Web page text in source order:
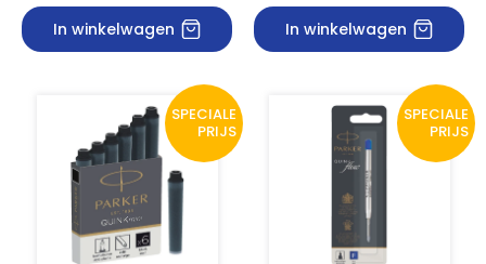
In winkelwagen In winkelwagen
SPECIALE
PRIJS
SPECIALE
PRIJS